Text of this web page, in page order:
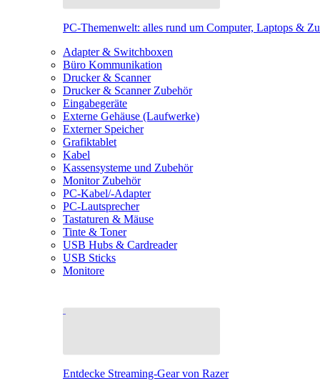
PC-Themenwelt: alles rund um Computer, Laptops &
Adapter & Switchboxen
Büro Kommunikation
Drucker & Scanner
Drucker & Scanner Zubehör
Eingabegeräte
Externe Gehäuse (Laufwerke)
Externer Speicher
Grafiktablet
Kabel
Kassensysteme und Zubehör
Monitor Zubehör
PC-Kabel/-Adapter
PC-Lautsprecher
Tastaturen & Mäuse
Tinte & Toner
USB Hubs & Cardreader
USB Sticks
Monitore
Entdecke Streaming-Gear von Razer